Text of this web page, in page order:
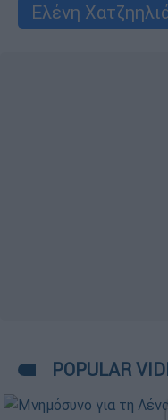
Ελένη
POPULAR